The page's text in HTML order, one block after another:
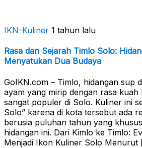
IKN-Kuliner 1 tahun lalu
Rasa dan Sejarah Timlo Solo:
Menyatukan Dua Budaya
GoIKN.com – Timlo, hidangan sup
ayam yang mirip dengan rasa kuah
sangat populer di Solo. Kuliner ini
Solo” karena di kota tersebut ada
berusia puluhan tahun yang
hidangan ini. Dari Kimlo ke Timlo:
Menjadi Ikon Kuliner Solo